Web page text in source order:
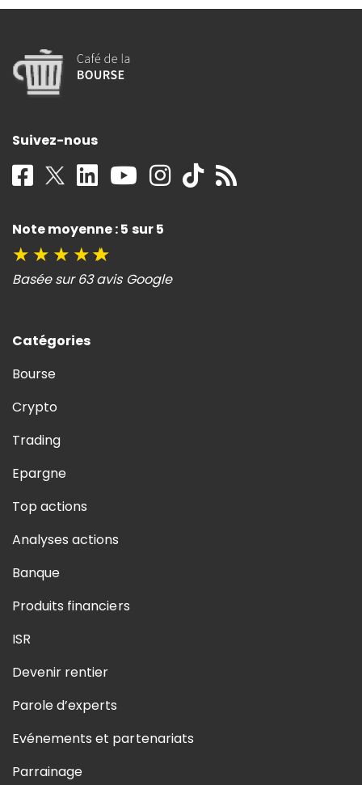
Suivez-nous
Note moyenne : 5 sur 5
★ ★ ★ ★★
Basée sur 63 avis Google
Catégories
Bourse
Crypto
Trading
Epargne
Top actions
Analyses actions
Banque
Produits financiers
ISR
Devenir rentier
Parole d’experts
Evénements et partenariats
Parrainage